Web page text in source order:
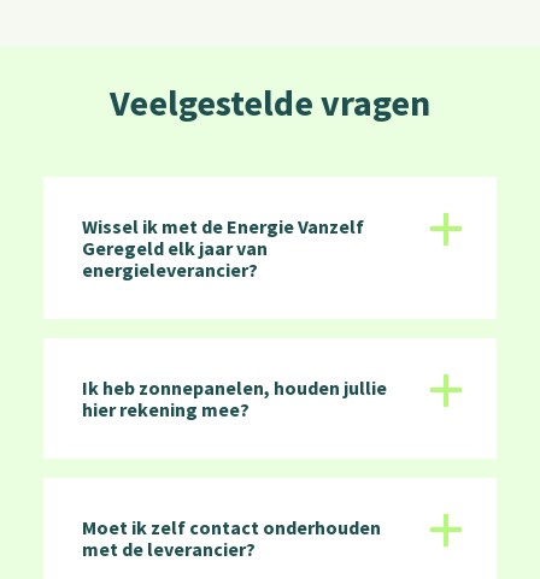
Veelgestelde vragen
Wissel ik met de Energie Vanzelf
Geregeld elk jaar van
energieleverancier?
+
Ik heb zonnepanelen, houden jullie
hier rekening mee?
+
Moet ik zelf contact onderhouden
met de leverancier?
+